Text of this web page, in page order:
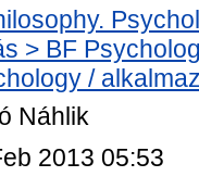
> BF
/
Náhlik
2013 05:53